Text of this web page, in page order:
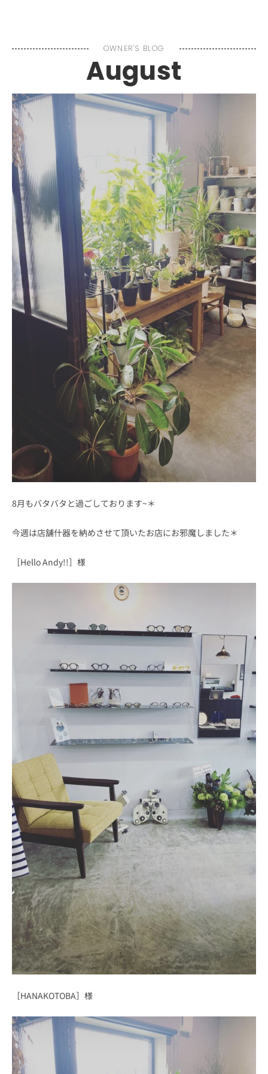
OWNER'S BLOG
August
8月もバタバタと過ごしております~＊
今週は店舗什器を納めさせて頂いたお店にお邪魔しました＊
［Hello Andy!!］様
［HANAKOTOBA］様